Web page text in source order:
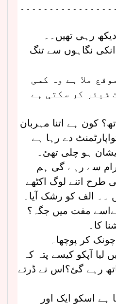
رہی تھیں۔۔
انکی نگاہوں سے تنگ
ملا ہے وہ کسی
شیئر کر سکتی ہے
کون ہے اتنا مہربان
دے رہا ہے
ہو چلی تھئ۔
سے رہے گی ہم
طرح اتنے لوگ اکٹھے
۔۔ الف کو رشک آیا۔
ہےاسے مفت میں جگہ؟
کا۔
کر پوچھا۔
لیا آپکو کیسے پتہ کہ
رہے گئ؟اس نے ڈرتے
ہے اسکو ایک اور